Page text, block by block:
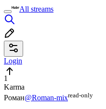
All streams
Login
1
Karma
Роман@Roman-mixread⁠-⁠only